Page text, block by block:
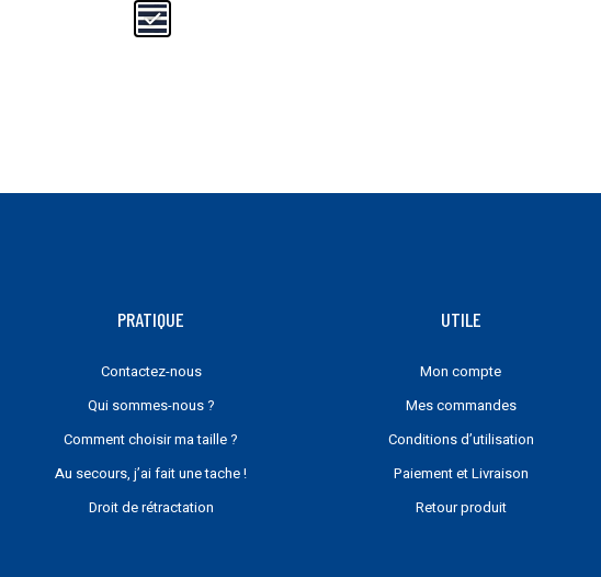
produit
PRATIQUE
Contactez-nous
Qui sommes-nous ?
Comment choisir ma taille ?
Au secours, j’ai fait une tache !
Droit de rétractation
UTILE
Mon compte
Mes commandes
Conditions d’utilisation
Paiement et Livraison
Retour produit